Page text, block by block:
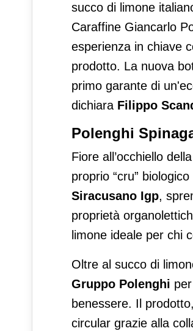
succo di limone
Caraffine Giancarlo
esperienza in chiave
prodotto. La nuova
primo garante di
dichiara Filippo
Polenghi
Fiore all’occhiello
proprio “cru”
Siracusano Igp,
proprietà
limone ideale per chi
Oltre al succo di
Gruppo Polenghi
benessere. Il
circular grazie alla